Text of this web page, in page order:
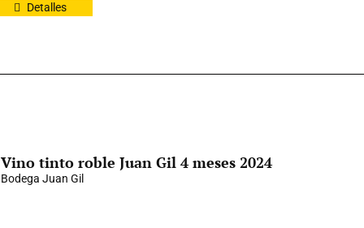
Detalles
Vino tinto roble Juan Gil 4 meses 2024
Bodega Juan Gil